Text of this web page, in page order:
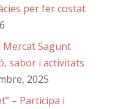
per fer costat
Mercat Sagunt
sabor i activitats
2025
– Participa i